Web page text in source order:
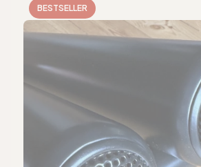
BESTSELLER